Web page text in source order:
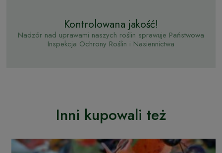
Kontrolowana jakość!
Nadzór nad uprawami naszych roślin sprawuje Państwowa
Inspekcja Ochrony Roślin i Nasiennictwa
Inni kupowali też